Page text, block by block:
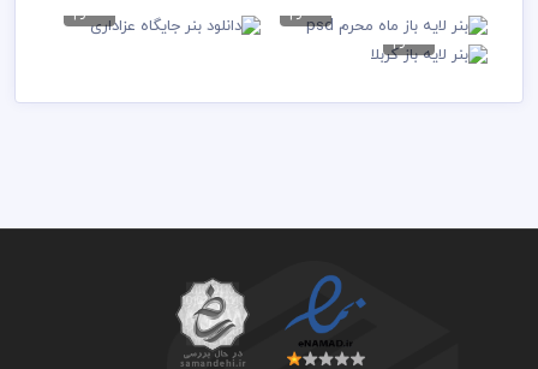
بنر لایه باز ماه محرم psd
55,000 تومان
محرم
دانلود بنر جایگاه عزاداری
محرم
بنر لایه باز
محرم